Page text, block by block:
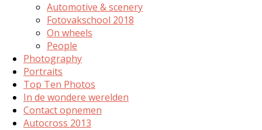
Automotive & scenery
Fotovakschool 2018
On wheels
People
Photography
Portraits
Top Ten Photos
In de wondere werelden
Contact opnemen
Autocross 2013